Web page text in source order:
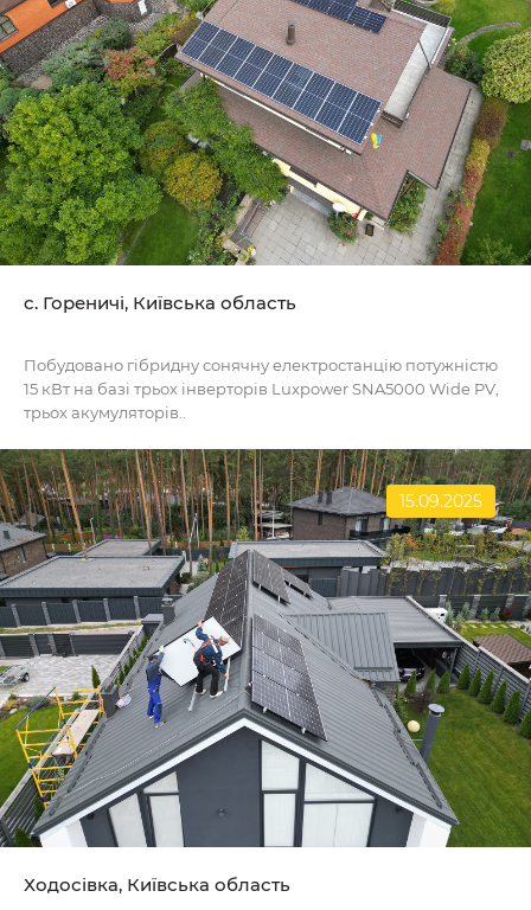
c. Гореничі, Київська область
Побудовано гібридну сонячну електростанцію потужністю
15 кВт на базі трьох інверторів Luxpower SNA5000 Wide PV,
трьох акумуляторів..
15.09.2025
Ходосівка, Київська область